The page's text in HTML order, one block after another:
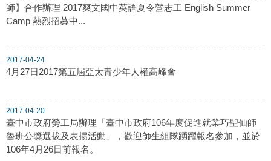
師】合作辦理 2017爽文國中英語夏令營志工 English Summer
Camp 熱烈招募中...
2017-04-24
4月27日2017第五屆亞太青少年人權高峰會
2017-04-20
臺中市政府勞工局辦理「臺中市政府106年度促進就業巧聖仙師
魯班公獎選拔及表揚活動」，歡迎師生組隊踴躍報名參加，並於
106年4月26日前報名。